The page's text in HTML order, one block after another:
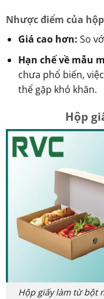
Nhược điểm của
Giá cao hơn: So
Hạn chế về mẫu
chưa phổ biến,
thể gặp khó khăn.
Hộp
Hộp giấy làm từ bột